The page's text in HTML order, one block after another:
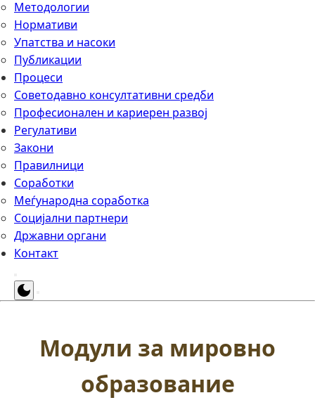
Методологии
Нормативи
Упатства и насоки
Публикации
Процеси
Советодавно консултативни средби
Професионален и кариерен развој
Регулативи
Закони
Правилници
Соработки
Меѓународна соработка
Социјални партнери
Државни органи
Контакт
Модули за мировно
образование